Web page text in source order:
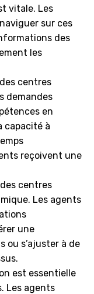
vitale. Les
sur ces
des
les
centres
demandes
en
capacité à
reçoivent une
centres
Les agents
une
ou s’ajuster à de
est essentielle
Les agents